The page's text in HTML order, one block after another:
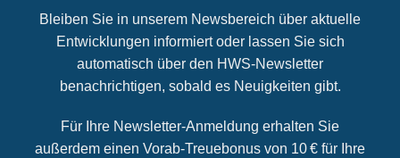
Bleiben Sie in unserem Newsbereich über aktuelle
Entwicklungen informiert oder lassen Sie sich
automatisch über den HWS‑Newsletter
benachrichtigen, sobald es Neuigkeiten gibt.
Für Ihre Newsletter‑Anmeldung erhalten Sie
außerdem einen Vorab‑Treuebonus von 10 € für Ihre